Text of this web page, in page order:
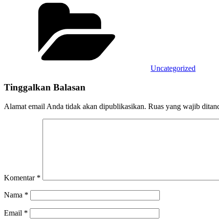
Uncategorized
Tinggalkan Balasan
Alamat email Anda tidak akan dipublikasikan. Ruas yang wajib
Komentar *
Nama *
Email *